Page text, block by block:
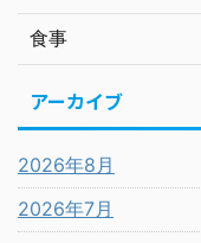
食事
アーカイブ
2026年8月
2026年7月